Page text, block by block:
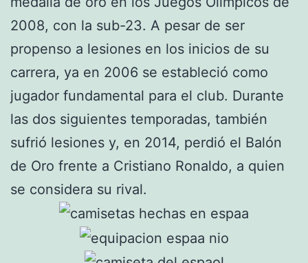
2008, con la sub-23. A pesar de ser
propenso a lesiones en los inicios de su
carrera, ya en 2006 se estableció como
jugador fundamental para el club. Durante
las dos siguientes temporadas, también
sufrió lesiones y, en 2014, perdió el Balón
de Oro frente a Cristiano Ronaldo, a quien
se considera su rival.